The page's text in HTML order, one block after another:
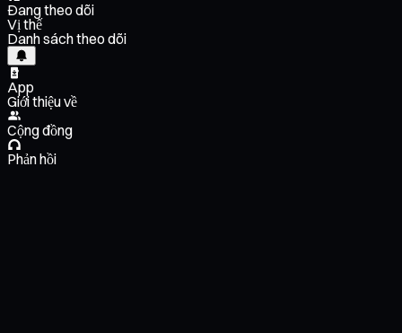
Đang theo dõi
Vị thế
Danh sách theo dõi
App
Giới thiệu về
Cộng đồng
Phản hồi